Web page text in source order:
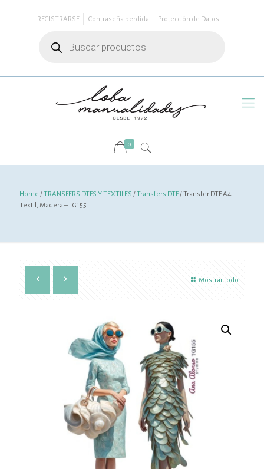
REGISTRARSE Contraseña perdida
Protección de Datos
productos
0
Home /TRANSFERS DTFS Y TEXTILES /Transfers DTF/ Transfer DTF A4
Textil, Madera – TG155
Mostrar todo